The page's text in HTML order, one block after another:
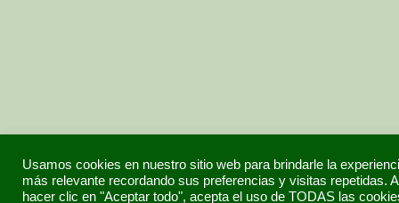
Usamos cookies en nuestro sitio web para brindarle la
más relevante recordando sus preferencias y visitas repetidas.
hacer clic en "Aceptar todo", acepta el uso de TODAS las